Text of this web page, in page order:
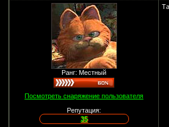
Ранг: Местный
Посмотреть снаряжение пользователя
Репутация:
35